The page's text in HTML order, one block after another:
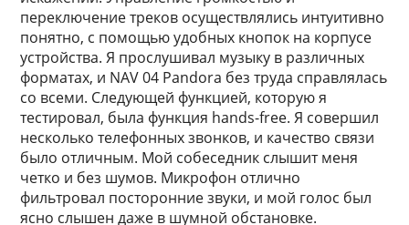
переключение треков осуществлялись интуитивно
понятно, с помощью удобных кнопок на корпусе
устройства. Я прослушивал музыку в различных
форматах, и NAV 04 Pandora без труда справлялась
со всеми. Следующей функцией, которую я
тестировал, была функция hands-free. Я совершил
несколько телефонных звонков, и качество связи
было отличным. Мой собеседник слышит меня
четко и без шумов. Микрофон отлично
фильтровал посторонние звуки, и мой голос был
ясно слышен даже в шумной обстановке.